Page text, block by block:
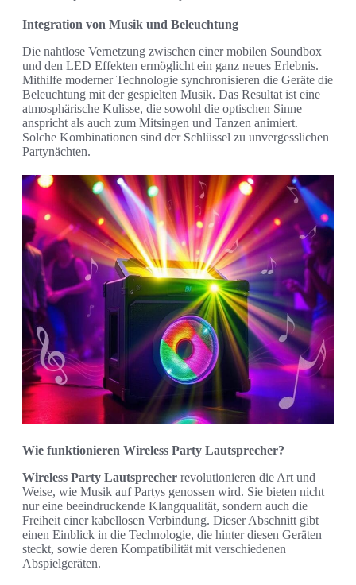
Integration von Musik und Beleuchtung
Die nahtlose Vernetzung zwischen einer mobilen Soundbox
und den LED Effekten ermöglicht ein ganz neues Erlebnis.
Mithilfe moderner Technologie synchronisieren die Geräte die
Beleuchtung mit der gespielten Musik. Das Resultat ist eine
atmosphärische Kulisse, die sowohl die optischen Sinne
anspricht als auch zum Mitsingen und Tanzen animiert.
Solche Kombinationen sind der Schlüssel zu unvergesslichen
Partynächten.
Wie funktionieren Wireless Party Lautsprecher?
Wireless Party Lautsprecher revolutionieren die Art und
Weise, wie Musik auf Partys genossen wird. Sie bieten nicht
nur eine beeindruckende Klangqualität, sondern auch die
Freiheit einer kabellosen Verbindung. Dieser Abschnitt gibt
einen Einblick in die Technologie, die hinter diesen Geräten
steckt, sowie deren Kompatibilität mit verschiedenen
Abspielgeräten.